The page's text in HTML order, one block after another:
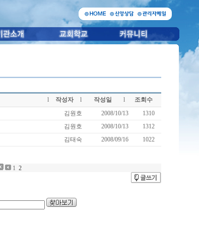
l 작성자 l 작성일 l
조회수
김원호 2008/10/13
1310
김원호 2008/10/13
1312
김태숙 2008/09/16 1022
1 2